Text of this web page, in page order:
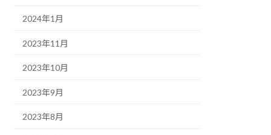
2024年1月
2023年11月
2023年10月
2023年9月
2023年8月